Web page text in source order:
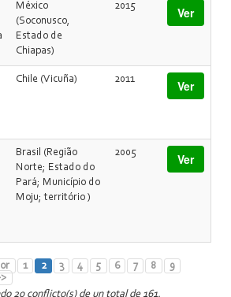
México
(Soconusco,
Estado de
Chiapas)
2015 Ver
Chile (Vicuña) 2011 Ver
Brasil (Região
Norte; Estado do
Pará; Município do
Moju; território )
2005 Ver
1 2 3 4 5 6 7 8
9
20 conflicto(s) de un total de 161.